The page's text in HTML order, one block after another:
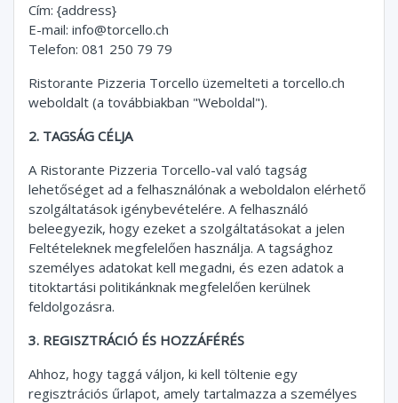
Cím: {address}
E-mail: info@torcello.ch
Telefon: 081 250 79 79
Ristorante Pizzeria Torcello üzemelteti a torcello.ch
weboldalt (a továbbiakban "Weboldal").
2. TAGSÁG CÉLJA
A Ristorante Pizzeria Torcello-val való tagság
lehetőséget ad a felhasználónak a weboldalon elérhető
szolgáltatások igénybevételére. A felhasználó
beleegyezik, hogy ezeket a szolgáltatásokat a jelen
Feltételeknek megfelelően használja. A tagsághoz
személyes adatokat kell megadni, és ezen adatok a
titoktartási politikánknak megfelelően kerülnek
feldolgozásra.
3. REGISZTRÁCIÓ ÉS HOZZÁFÉRÉS
Ahhoz, hogy taggá váljon, ki kell töltenie egy
regisztrációs űrlapot, amely tartalmazza a személyes